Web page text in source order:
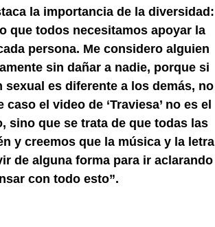
la importancia de la diversidad:
que todos necesitamos apoyar la
persona. Me considero alguien
sin dañar a nadie, porque si
es diferente a los demás, no
el video de ‘Traviesa’ no es el
sino que se trata de que todas las
y creemos que la música y la letra
de alguna forma para ir aclarando
con todo esto”.